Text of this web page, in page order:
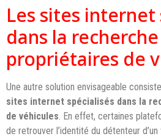
Les sites internet
dans la
propriétaires de
Une autre solution envisageable
sites internet spécialisés dans la
de véhicules. En effet, certaines
de retrouver l’identité du détenteur